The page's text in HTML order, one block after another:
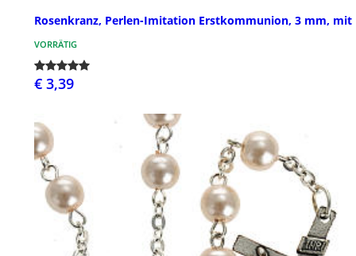
Rosenkranz, Perlen-Imitation Erstkommunion, 3 mm, mit
VORRÄTIG
€ 3,39